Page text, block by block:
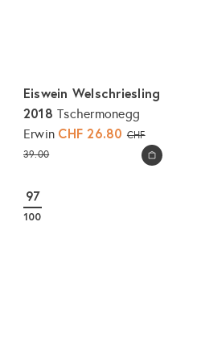
In den Warenkorb legen
Eiswein Welschriesling
2018Tschermonegg
Erwin S
CHF 26.80N
CHF
39.00
97
100